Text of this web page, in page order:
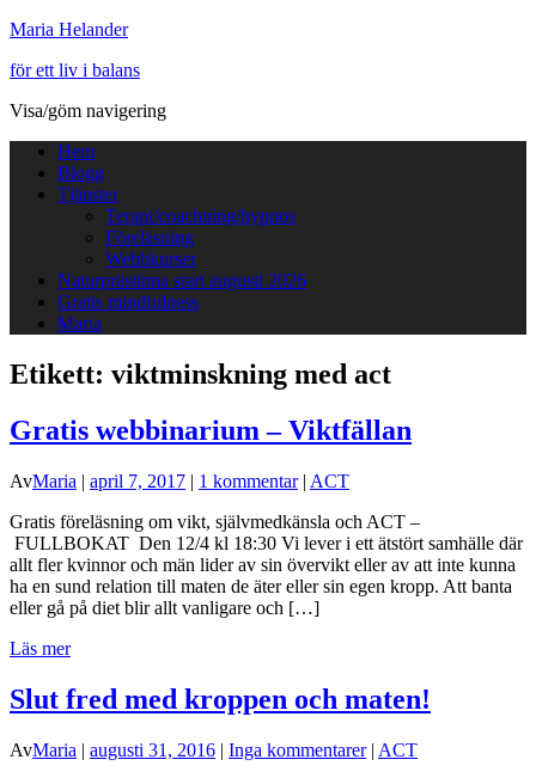
Maria Helander
för ett liv i balans
Visa/göm navigering
Hem
Blogg
Tjänster
Terapi/coachning/hypnos
Föreläsning
Webbkurser
Naturprästinna start augusti 2026
Gratis mindfulness
Maria
Etikett: viktminskning med act
Gratis webbinarium – Viktfällan
AvMaria | april 7, 2017 | 1 kommentar| ACT
Gratis föreläsning om vikt, självmedkänsla och ACT –
FULLBOKAT Den 12/4 kl 18:30 Vi lever i ett ätstört samhälle där
allt fler kvinnor och män lider av sin övervikt eller av att inte kunna
ha en sund relation till maten de äter eller sin egen kropp. Att banta
eller gå på diet blir allt vanligare och […]
Läs mer
Slut fred med kroppen och maten!
AvMaria | augusti 31, 2016 | Inga kommentarer| ACT